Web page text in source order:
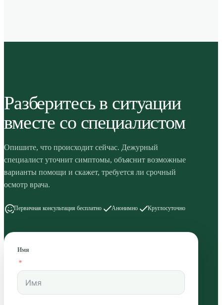
Разберитесь в ситуации
вместе со специалистом
Опишите, что происходит сейчас. Дежурный
специалист уточнит симптомы, объяснит возможные
варианты помощи и скажет, требуется ли срочный
осмотр врача.
Первичная консультация бесплатно Анонимно Круглосуточно
Имя